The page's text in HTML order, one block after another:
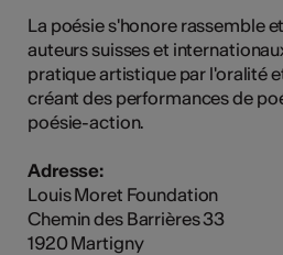
La poésie s'honore rassemble
auteurs suisses et
pratique artistique par l'oralité
créant des performances de
poésie-action.
Adresse:
Louis Moret Foundation
Chemin des Barrières 33
1920 Martigny